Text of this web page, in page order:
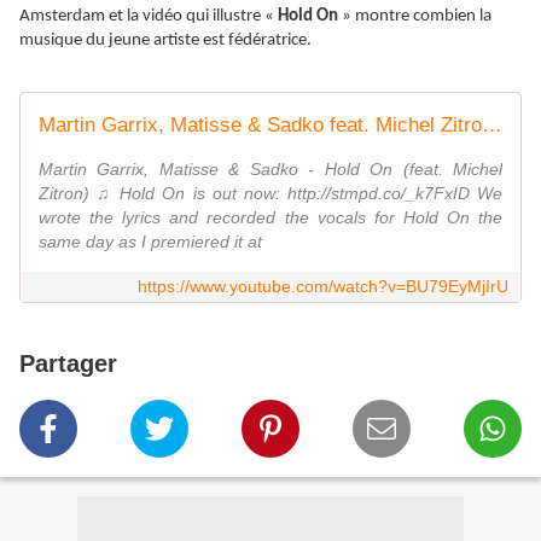
Amsterdam et la vidéo qui illustre « Hold On » montre combien la
musique du jeune artiste est fédératrice.
Martin Garrix, Matisse & Sadko feat. Michel Zitron - Hold On (Official Video)
Martin Garrix, Matisse & Sadko - Hold On (feat. Michel
Zitron) ♫ Hold On is out now: http://stmpd.co/_k7FxID We
wrote the lyrics and recorded the vocals for Hold On the
same day as I premiered it at
https://www.youtube.com/watch?v=BU79EyMjIrU
Partager